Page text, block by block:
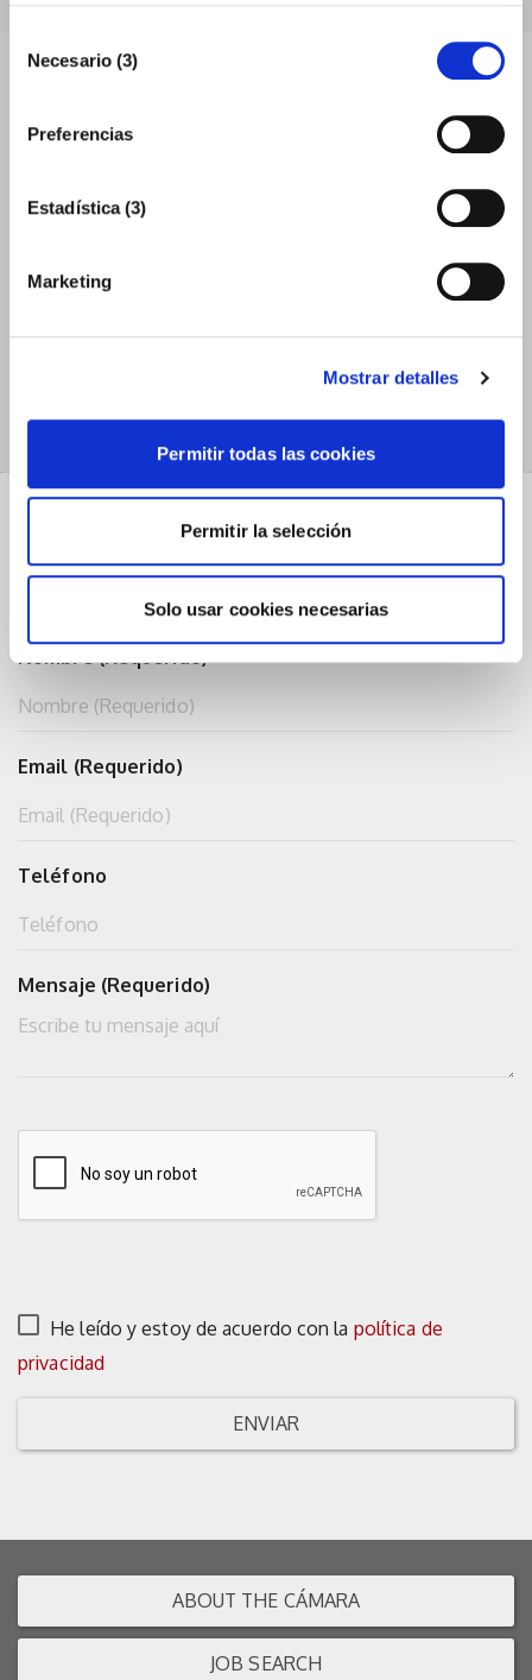
Necesario (3)
Preferencias
Estadística (3)
Marketing
Mostrar detalles
Permitir todas las cookies
Permitir la selección
Solo usar cookies necesarias
Asesoría internacional
MÁS INFORMACIÓN
Contacta con nosotros
Nombre (Requerido)
Email (Requerido)
Teléfono
Mensaje (Requerido)
He leído y estoy de acuerdo con la política de
privacidad
ENVIAR
ABOUT THE CÁMARA
JOB SEARCH